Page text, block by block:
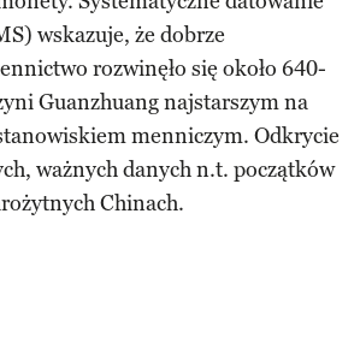
wskazuje, że dobrze
rozwinęło się około 640-
Guanzhuang najstarszym na
menniczym. Odkrycie
ważnych danych n.t. początków
Chinach.